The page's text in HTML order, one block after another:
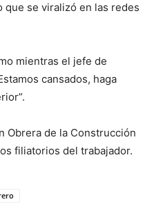
se viralizó en las redes
mientras el jefe de
cansados, haga
Obrera de la Construcción
filiatorios del trabajador.